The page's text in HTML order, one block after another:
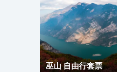
巫山 自由行套票